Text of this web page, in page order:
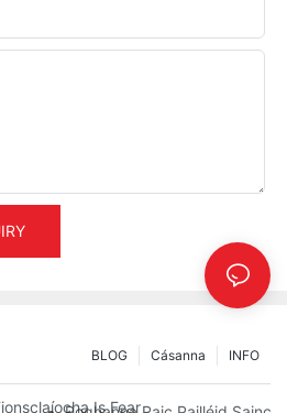
INFO
Cásanna
BLOG
Is Fearr Le Haghaidh